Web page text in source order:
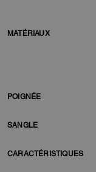
MATÉRIAUX
POIGNÉE
SANGLE
CARACTÉRISTIQUES